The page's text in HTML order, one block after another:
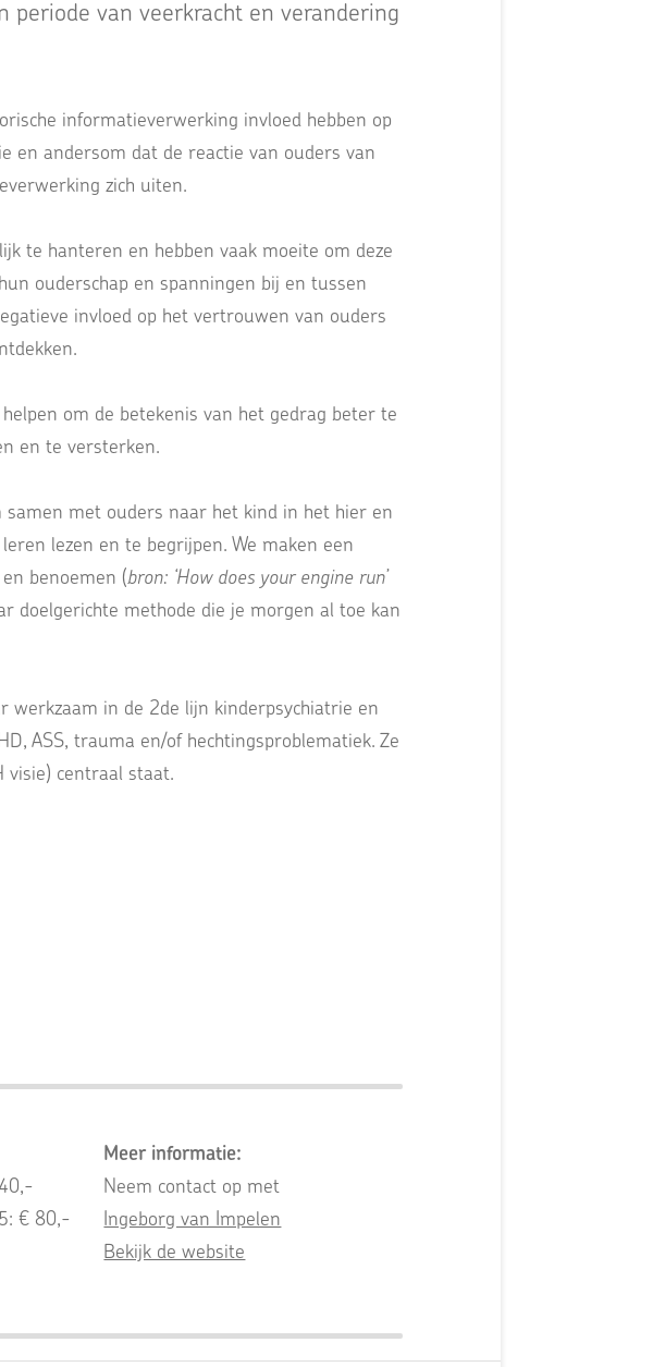
periode van veerkracht en verandering
informatieverwerking invloed hebben op
en andersom dat de reactie van ouders van
zich uiten.
te hanteren en hebben vaak moeite om deze
ouderschap en spanningen bij en tussen
invloed op het vertrouwen van ouders
om de betekenis van het gedrag beter te
en te versterken.
met ouders naar het kind in het hier en
lezen en te begrijpen. We maken een
benoemen (bron: ‘How does your engine run’
doelgerichte methode die je morgen al toe kan
werkzaam in de 2de lijn kinderpsychiatrie en
ASS, trauma en/of hechtingsproblematiek. Ze
centraal staat.
€ 80,-
Meer informatie:
Neem contact op met
Ingeborg van Impelen
Bekijk de website